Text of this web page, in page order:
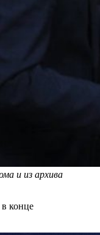
и из архива
конце